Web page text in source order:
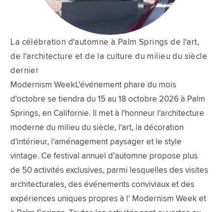
La célébration d'automne à Palm Springs de l'art,
de l'architecture et de la culture du milieu du siècle
dernier
Modernism WeekL'événement phare du mois
d'octobre se tiendra du 15 au 18 octobre 2026 à Palm
Springs, en Californie. Il met à l'honneur l'architecture
moderne du milieu du siècle, l'art, la décoration
d'intérieur, l'aménagement paysager et le style
vintage. Ce festival annuel d’automne propose plus
de 50 activités exclusives, parmi lesquelles des visites
architecturales, des événements conviviaux et des
expériences uniques propres à l’ Modernism Week et